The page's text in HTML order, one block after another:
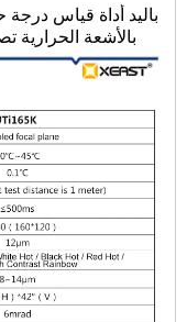
بالأشعة الحرارية